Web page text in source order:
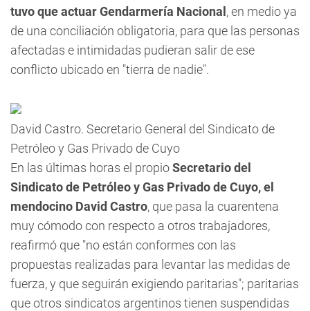
tuvo que actuar Gendarmería Nacional , en medio ya
de una conciliación obligatoria, para que las personas
afectadas e intimidadas pudieran salir de ese
conflicto ubicado en "tierra de nadie".
David Castro. Secretario General del Sindicato de
Petróleo y Gas Privado de Cuyo
En las últimas horas el propioSecretario del
Sindicato de Petróleo y Gas Privado de Cuyo, el
mendocino David Castro, que pasa la cuarentena
muy cómodo con respecto a otros trabajadores,
reafirmó que "no están conformes con las
propuestas realizadas para levantar las medidas de
fuerza, y que seguirán exigiendo paritarias"; paritarias
que otros sindicatos argentinos tienen suspendidas